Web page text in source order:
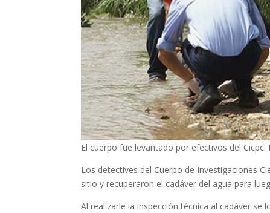
El cuerpo fue levantado por efectivos del Cicpc.
Los detectives del Cuerpo de Investigaciones
sitio y recuperaron el cadáver del agua para
Al realizarle la inspección técnica al cadáver